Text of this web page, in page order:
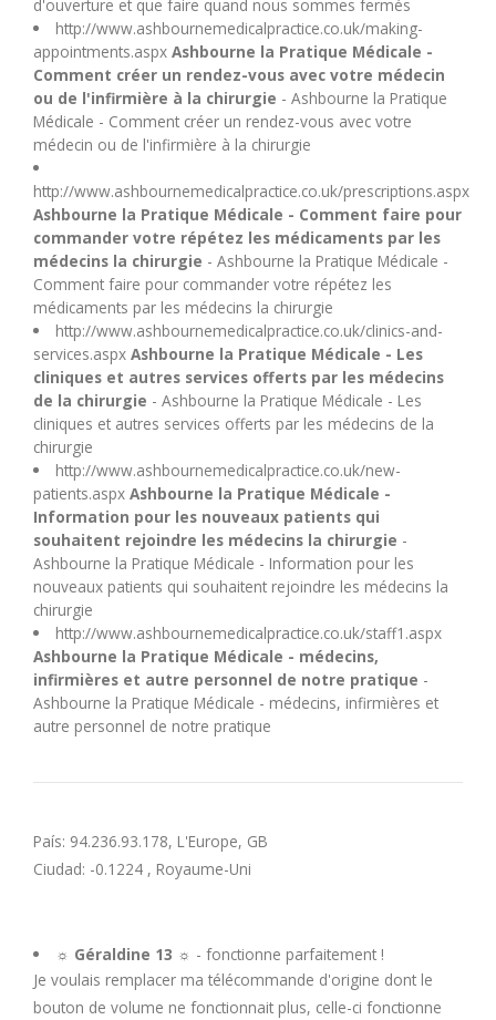
V
W
X
Y
Z
d'ouverture et que faire quand nous sommes fermés
http://www.ashbournemedicalpractice.co.uk/making-
appointments.aspx Ashbourne la Pratique Médicale -
Comment créer un rendez-vous avec votre médecin
ou de l'infirmière à la chirurgie - Ashbourne la Pratique
Médicale - Comment créer un rendez-vous avec votre
médecin ou de l'infirmière à la chirurgie
http://www.ashbournemedicalpractice.co.uk/prescriptions.aspx
Ashbourne la Pratique Médicale - Comment faire pour
commander votre répétez les médicaments par les
médecins la chirurgie - Ashbourne la Pratique Médicale -
Comment faire pour commander votre répétez les
médicaments par les médecins la chirurgie
http://www.ashbournemedicalpractice.co.uk/clinics-and-
services.aspx Ashbourne la Pratique Médicale - Les
cliniques et autres services offerts par les médecins
de la chirurgie - Ashbourne la Pratique Médicale - Les
cliniques et autres services offerts par les médecins de la
chirurgie
http://www.ashbournemedicalpractice.co.uk/new-
patients.aspx Ashbourne la Pratique Médicale -
Information pour les nouveaux patients qui
souhaitent rejoindre les médecins la chirurgie -
Ashbourne la Pratique Médicale - Information pour les
nouveaux patients qui souhaitent rejoindre les médecins la
chirurgie
http://www.ashbournemedicalpractice.co.uk/staff1.aspx
Ashbourne la Pratique Médicale - médecins,
infirmières et autre personnel de notre pratique -
Ashbourne la Pratique Médicale - médecins, infirmières et
autre personnel de notre pratique
País: 94.236.93.178, L'Europe, GB
Ciudad: -0.1224 , Royaume-Uni
☼ Géraldine 13 ☼ - fonctionne parfaitement !
Je voulais remplacer ma télécommande d'origine dont le
bouton de volume ne fonctionnait plus, celle-ci fonctionne